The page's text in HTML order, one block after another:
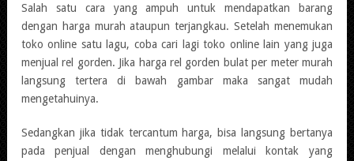
Salah satu cara yang ampuh untuk mendapatkan barang
dengan harga murah ataupun terjangkau. Setelah menemukan
toko online satu lagu, coba cari lagi toko online lain yang juga
menjual rel gorden. Jika harga rel gorden bulat per meter murah
langsung tertera di bawah gambar maka sangat mudah
mengetahuinya.
Sedangkan jika tidak tercantum harga, bisa langsung bertanya
pada penjual dengan menghubungi melalui kontak yang